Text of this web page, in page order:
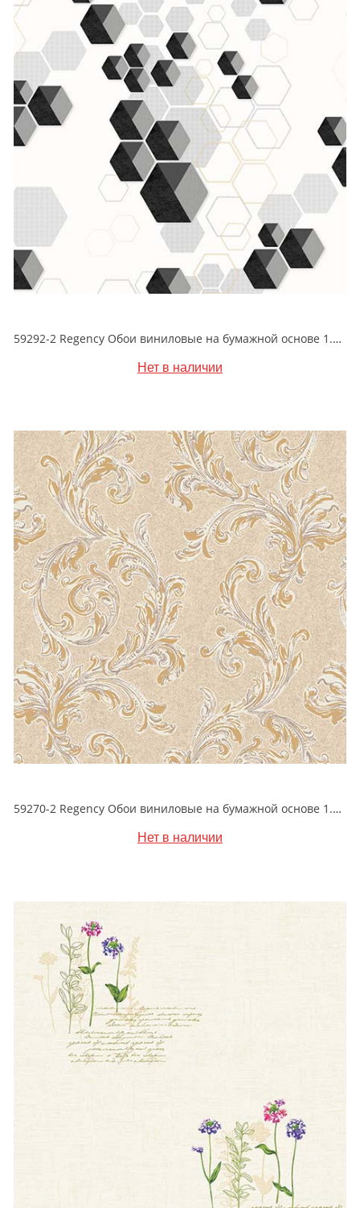
59292-2 Regency Обои виниловые на бумажной основе 1.06*15.5
Нет в наличии
59270-2 Regency Обои виниловые на бумажной основе 1.06*15.5
Нет в наличии